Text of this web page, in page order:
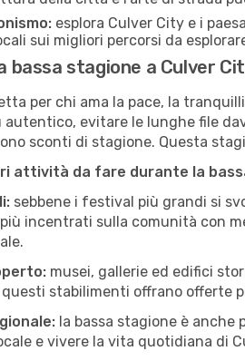
esplora Culver City e i
sui migliori percorsi da
bassa stagione a Culver
per chi ama la pace, la
autentico, evitare le lunghe file
sconti di stagione. Questa
attività da fare durante la
sebbene i festival più grandi si
incentrati sulla comunità con
musei, gallerie ed edifici
stabilimenti offrano offerte
la bassa stagione è
e vivere la vita quotidiana di